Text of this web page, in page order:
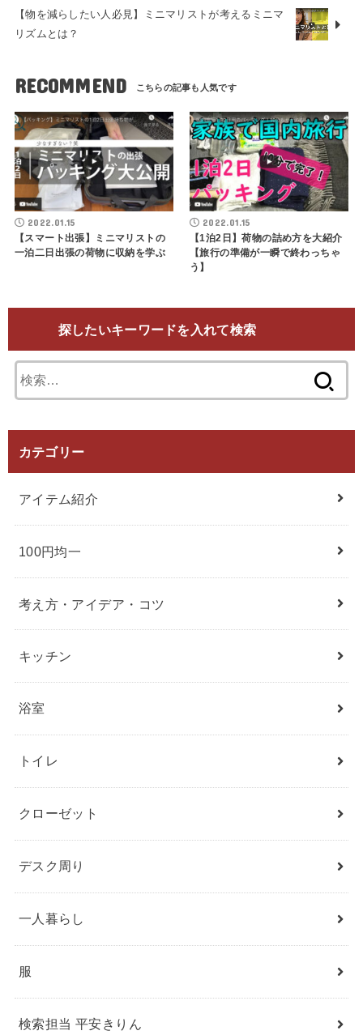
【物を減らしたい人必見】ミニマリストが考えるミニマ
リズムとは？
RECOMMEND
2022.01.15
【スマート出張】ミニマリストの
一泊二日出張の荷物に収納を学ぶ
2022.01.15
【1泊2日】荷物の詰め方を大紹介
【旅行の準備が一瞬で終わっちゃ
う】
探したいキーワードを入れて検索
索:
カテゴリー
アイテム紹介
100円均一
考え方・アイデア・コツ
キッチン
浴室
トイレ
クローゼット
デスク周り
一人暮らし
服
検索担当 平安きりん